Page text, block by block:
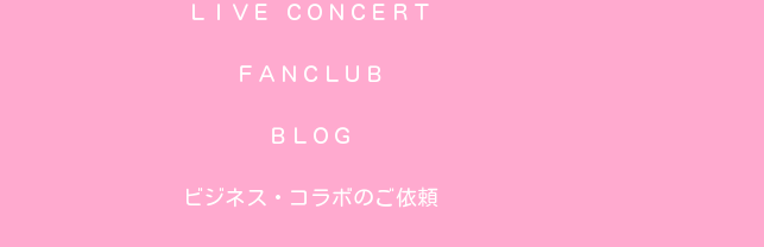
ＬＩＶＥ ＣＯＮＣＥＲＴ
ＦＡＮＣＬＵＢ
ＢＬＯＧ
ビジネス・コラボのご依頼